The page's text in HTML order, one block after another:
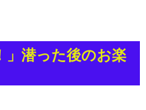
」潜った後のお楽